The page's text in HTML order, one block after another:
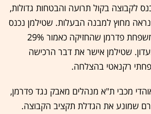
לקבוצה בקול תרועה והבטחות גדולות,
מחוץ למבנה הבעלות. שטילמן נכנס
כשותף שווה של משפחת פדרמן שהחזיקה כאמור 29%
שטילמן אישר את דבר הרכישה
רקנאטי בהצלחה.
מכבי ת"א מנהלים מאבק נגד פדרמן,
שמונע את הגדלת תקציב הקבוצה.